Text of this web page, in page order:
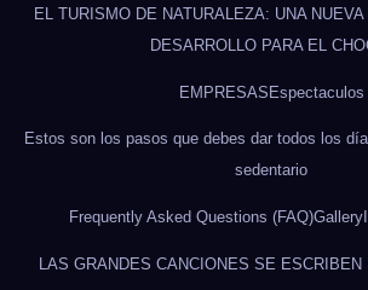
EL TURISMO DE NATURALEZA: UNA
DESARROLLO PARA EL
EMPRESASEspectaculos
Estos son los pasos que debes dar todos los
sedentario
Frequently Asked Questions (FAQ)Gallery
LAS GRANDES CANCIONES SE ESCRIBEN